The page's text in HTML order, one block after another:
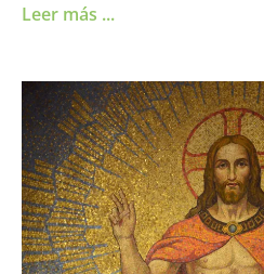
Leer más ...